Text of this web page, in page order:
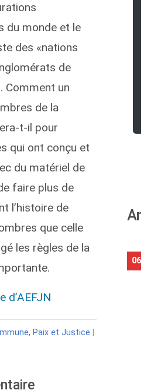
du monde et le
des «nations
de
Comment un
de la
t-il pour
qui ont conçu et
du matériel de
faire plus de
l’histoire de
que celle
les règles de la
d’AEFJN
Paix et Justice
06/